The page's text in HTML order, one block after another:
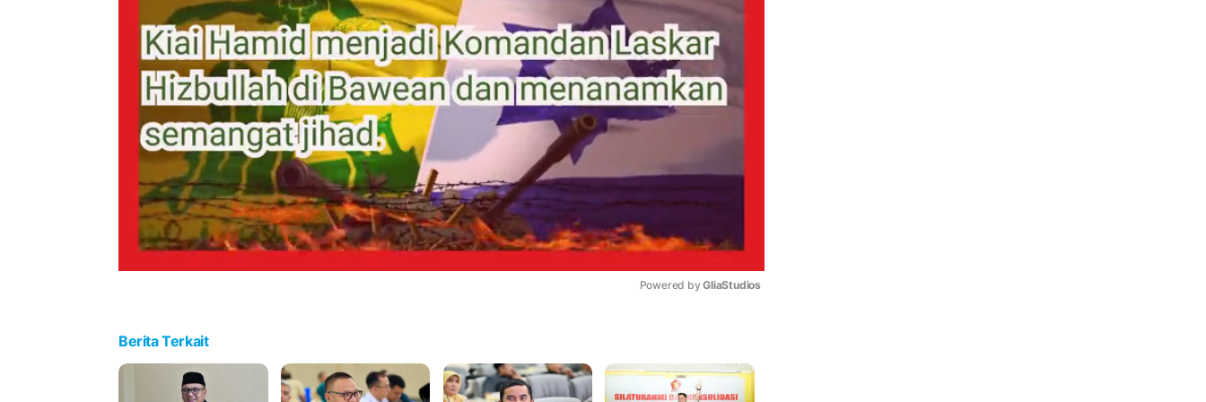
Powered by GliaStudios
Berita Terkait